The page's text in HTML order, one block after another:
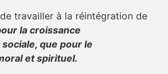
travailler à la réintégration de
la croissance
que pour le
et spirituel.